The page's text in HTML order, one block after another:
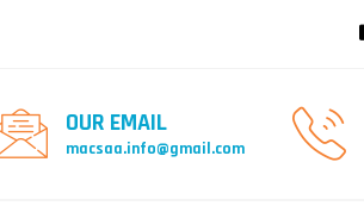
OUR EMAIL
macsaa.info@gmail.com